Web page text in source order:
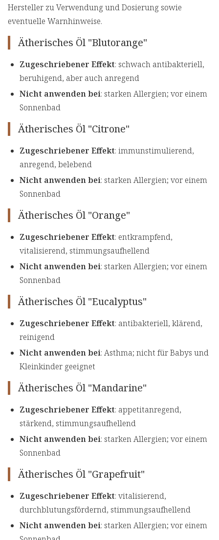
Hersteller zu Verwendung und Dosierung sowie
eventuelle Warnhinweise.
Ätherisches Öl "Blutorange"
Zugeschriebener Effekt: schwach antibakteriell,
beruhigend, aber auch anregend
Nicht anwenden bei: starken Allergien; vor einem
Sonnenbad
Ätherisches Öl "Citrone"
Zugeschriebener Effekt: immunstimulierend,
anregend, belebend
Nicht anwenden bei: starken Allergien; vor einem
Sonnenbad
Ätherisches Öl "Orange"
Zugeschriebener Effekt: entkrampfend,
vitalisierend, stimmungsaufhellend
Nicht anwenden bei: starken Allergien; vor einem
Sonnenbad
Ätherisches Öl "Eucalyptus"
Zugeschriebener Effekt: antibakteriell, klärend,
reinigend
Nicht anwenden bei: Asthma; nicht für Babys und
Kleinkinder geeignet
Ätherisches Öl "Mandarine"
Zugeschriebener Effekt: appetitanregend,
stärkend, stimmungsaufhellend
Nicht anwenden bei: starken Allergien; vor einem
Sonnenbad
Ätherisches Öl "Grapefruit"
Zugeschriebener Effekt: vitalisierend,
durchblutungsfördernd, stimmungsaufhellend
Nicht anwenden bei: starken Allergien; vor einem